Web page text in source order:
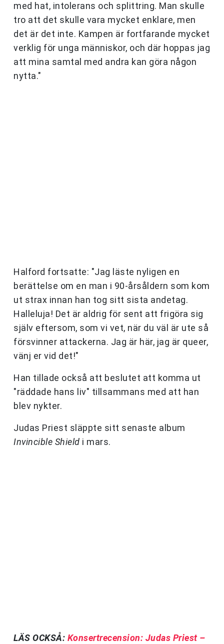
med hat, intolerans och splittring. Man skulle
tro att det skulle vara mycket enklare, men
det är det inte. Kampen är fortfarande mycket
verklig för unga människor, och där hoppas jag
att mina samtal med andra kan göra någon
nytta."
Halford fortsatte: "Jag läste nyligen en
berättelse om en man i 90-årsåldern som kom
ut strax innan han tog sitt sista andetag.
Halleluja! Det är aldrig för sent att frigöra sig
själv eftersom, som vi vet, när du väl är ute så
försvinner attackerna. Jag är här, jag är queer,
vänj er vid det!"
Han tillade också att beslutet att komma ut
"räddade hans liv" tillsammans med att han
blev nykter.
Judas Priest släppte sitt senaste album
Invincible Shield i mars.
LÄS OCKSÅ: Konsertrecension: Judas Priest –